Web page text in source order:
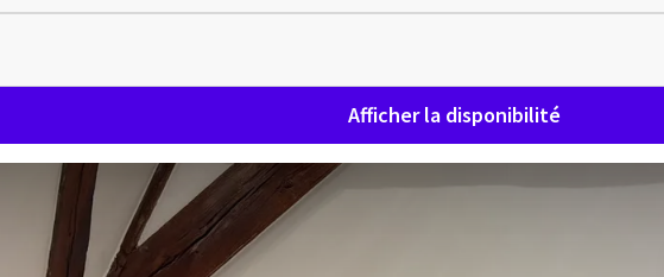
Afficher la disponibilité